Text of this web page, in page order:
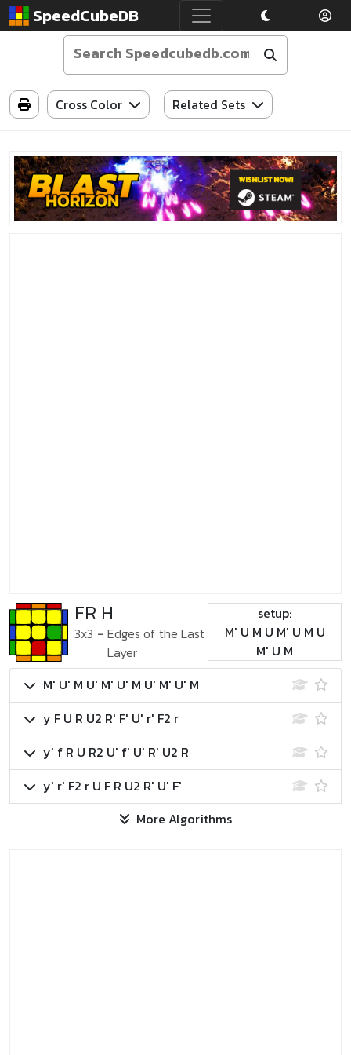
SpeedCubeDB
Cross Color Related Sets
FR H
3x3 - Edges of the Last
Layer
setup:
M' U M U M' U M U
M' U M
M' U' M U' M' U' M U' M' U' M
y F U R U2 R' F' U' r' F2 r
y' f R U R2 U' f' U' R' U2 R
y' r' F2 r U F R U2 R' U' F'
More Algorithms